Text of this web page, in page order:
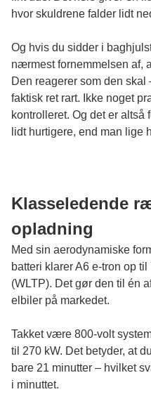
hvor skuldrene falder lidt
Og hvis du sidder i
nærmest fornemmelsen af,
Den reagerer som den
faktisk ret rart. Ikke noget
kontrolleret. Og det er altså
lidt hurtigere, end man lige
Klasseledende
opladning
Med sin aerodynamiske
batteri klarer A6 e-tron op
(WLTP). Det gør den til én
elbiler på markedet.
Takket være 800-volt
til 270 kW. Det betyder, at
bare 21 minutter – hvilket
i minuttet.